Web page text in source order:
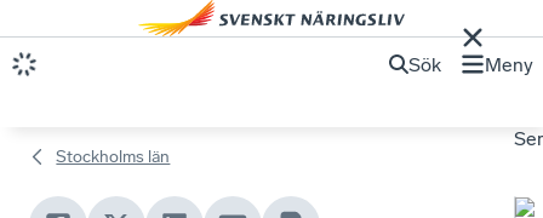
Sök Meny
Stockholms län